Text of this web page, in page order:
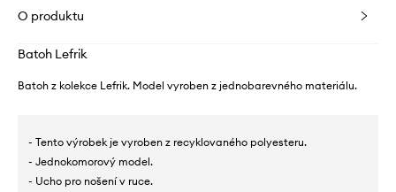
O produktu
Batoh Lefrik
Batoh z kolekce Lefrik. Model vyroben z jednobarevného materiálu.
- Tento výrobek je vyroben z recyklovaného polyesteru.
- Jednokomorový model.
- Ucho pro nošení v ruce.